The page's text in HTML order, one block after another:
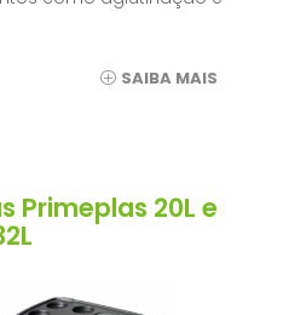
SAIBA MAIS
Primeplas 20L e